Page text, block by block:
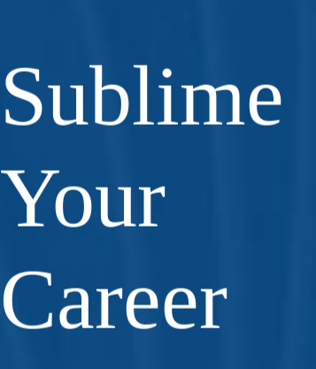
Sublime
Your
Career